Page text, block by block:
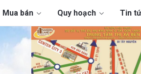
Mua bán Quy hoạch Tin